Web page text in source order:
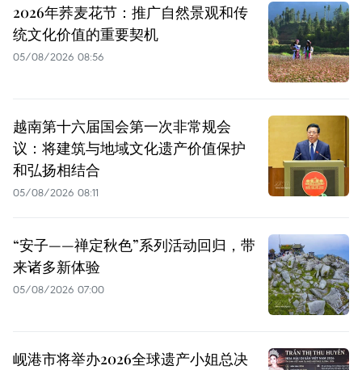
2026年荞麦花节：推广自然景观和传
统文化价值的重要契机
05/08/2026 08:56
越南第十六届国会第一次非常规会
议：将建筑与地域文化遗产价值保护
和弘扬相结合
05/08/2026 08:11
“安子——禅定秋色”系列活动回归，带
来诸多新体验
05/08/2026 07:00
岘港市将举办2026全球遗产小姐总决